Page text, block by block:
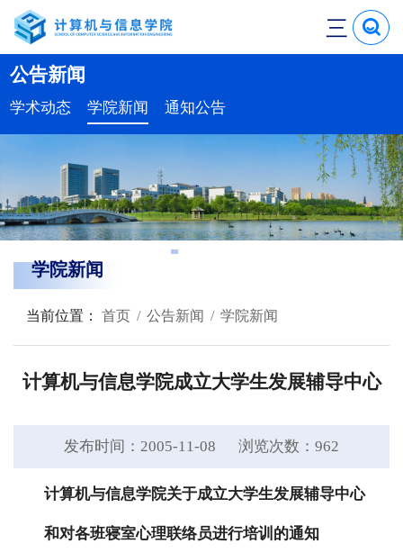
三
公告新闻
学术动态 学院新闻 通知公告
学院新闻
当前位置： 首页 公告新闻 学院新闻
计算机与信息学院成立大学生发展辅导中心
发布时间：2005-11-08 浏览次数： 962
计算机与信息学院关于成立大学生发展辅导中心
和对各班寝室心理联络员进行培训的通知